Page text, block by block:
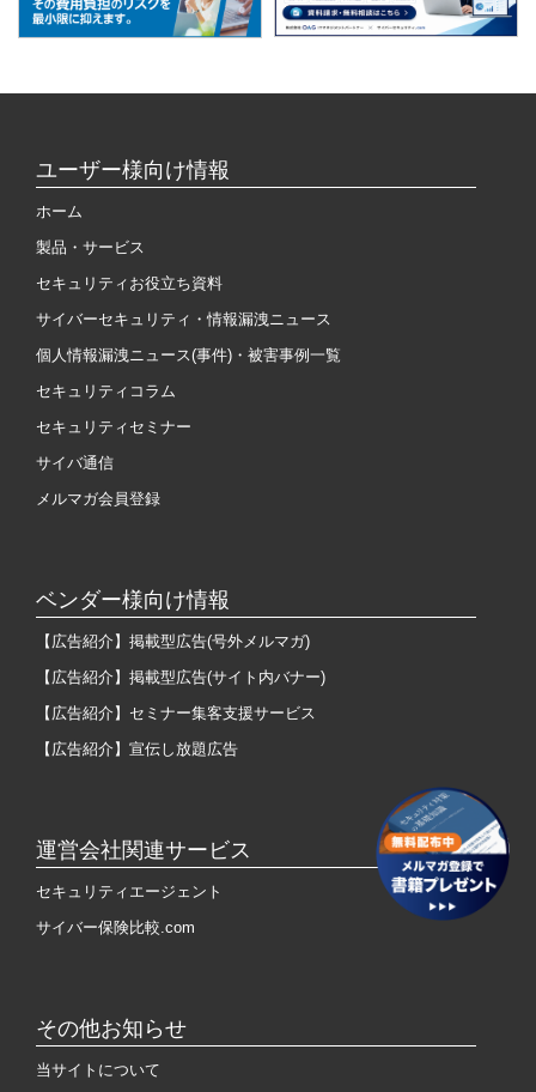
ユーザー様向け情報
ホーム
製品・サービス
セキュリティお役立ち資料
サイバーセキュリティ・情報漏洩ニュース
個人情報漏洩ニュース(事件)・被害事例一覧
セキュリティコラム
セキュリティセミナー
サイバ通信
メルマガ会員登録
ベンダー様向け情報
【広告紹介】掲載型広告(号外メルマガ)
【広告紹介】掲載型広告(サイト内バナー)
【広告紹介】セミナー集客支援サービス
【広告紹介】宣伝し放題広告
運営会社関連サービス
セキュリティエージェント
サイバー保険比較.com
その他お知らせ
当サイトについて